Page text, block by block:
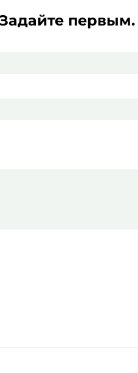
первым.